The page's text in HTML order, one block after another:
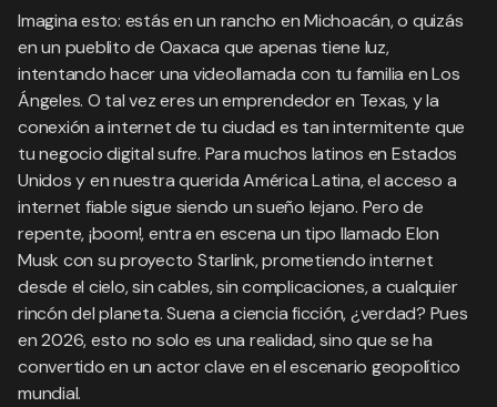
Imagina esto: estás en un rancho en Michoacán, o quizás
en un pueblito de Oaxaca que apenas tiene luz,
intentando hacer una videollamada con tu familia en Los
Ángeles. O tal vez eres un emprendedor en Texas, y la
conexión a internet de tu ciudad es tan intermitente que
tu negocio digital sufre. Para muchos latinos en Estados
Unidos y en nuestra querida América Latina, el acceso a
internet fiable sigue siendo un sueño lejano. Pero de
repente, ¡boom!, entra en escena un tipo llamado Elon
Musk con su proyecto Starlink, prometiendo internet
desde el cielo, sin cables, sin complicaciones, a cualquier
rincón del planeta. Suena a ciencia ficción, ¿verdad? Pues
en 2026, esto no solo es una realidad, sino que se ha
convertido en un actor clave en el escenario geopolítico
mundial.